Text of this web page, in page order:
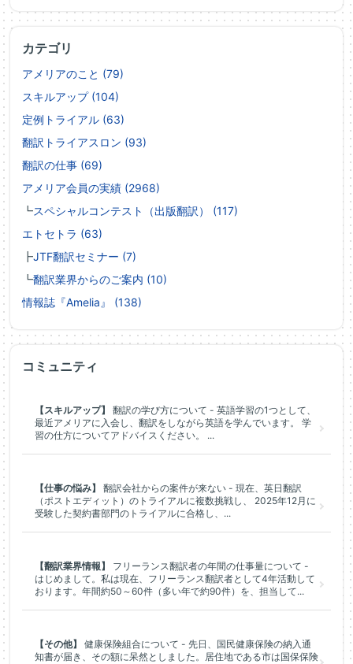
カテゴリ
アメリアのこと (79)
スキルアップ (104)
定例トライアル (63)
翻訳トライアスロン (93)
翻訳の仕事 (69)
アメリア会員の実績 (2968)
┗スペシャルコンテスト（出版翻訳） (117)
エトセトラ (63)
┣JTF翻訳セミナー (7)
┗翻訳業界からのご案内 (10)
情報誌『Amelia』 (138)
コミュニティ
【スキルアップ】
翻訳の学び方について - 英語学習の1つとして、
最近アメリアに入会し、翻訳をしながら英語を学んでいます。 学
習の仕方についてアドバイスください。 ...
【仕事の悩み】
翻訳会社からの案件が来ない - 現在、英日翻訳
（ポストエディット）のトライアルに複数挑戦し、 2025年12月に
受験した契約書部門のトライアルに合格し、...
【翻訳業界情報】
フリーランス翻訳者の年間の仕事量について -
はじめまして。私は現在、フリーランス翻訳者として4年活動して
おります。年間約50～60件（多い年で約90件）を、担当して...
【その他】
健康保険組合について - 先日、国民健康保険の納入通
知書が届き、その額に呆然としました。居住地である市は国保保険